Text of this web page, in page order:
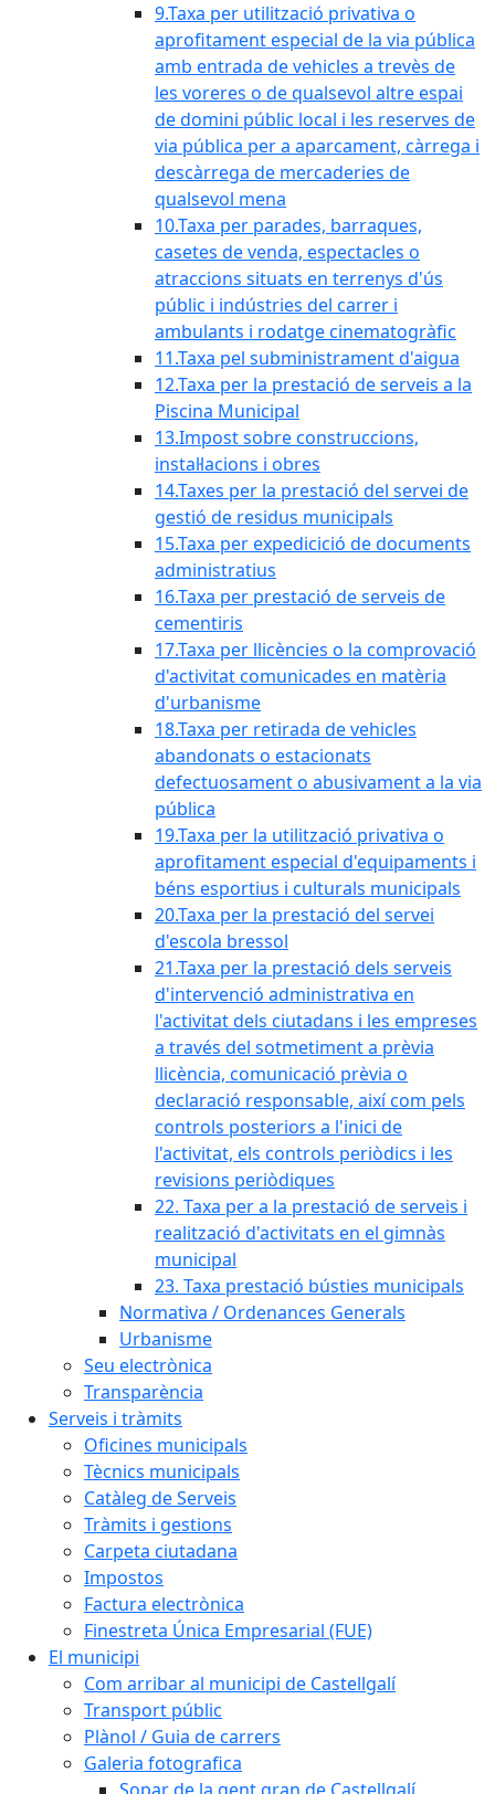
9.Taxa per utilització privativa o
aprofitament especial de la via pública
amb entrada de vehicles a trevès de
les voreres o de qualsevol altre espai
de domini públic local i les reserves de
via pública per a aparcament, càrrega i
descàrrega de mercaderies de
qualsevol mena
10.Taxa per parades, barraques,
casetes de venda, espectacles o
atraccions situats en terrenys d'ús
públic i indústries del carrer i
ambulants i rodatge cinematogràfic
11.Taxa pel subministrament d'aigua
12.Taxa per la prestació de serveis a la
Piscina Municipal
13.Impost sobre construccions,
instal·lacions i obres
14.Taxes per la prestació del servei de
gestió de residus municipals
15.Taxa per expedicició de documents
administratius
16.Taxa per prestació de serveis de
cementiris
17.Taxa per llicències o la comprovació
d'activitat comunicades en matèria
d'urbanisme
18.Taxa per retirada de vehicles
abandonats o estacionats
defectuosament o abusivament a la via
pública
19.Taxa per la utilització privativa o
aprofitament especial d'equipaments i
béns esportius i culturals municipals
20.Taxa per la prestació del servei
d'escola bressol
21.Taxa per la prestació dels serveis
d'intervenció administrativa en
l'activitat dels ciutadans i les empreses
a través del sotmetiment a prèvia
llicència, comunicació prèvia o
declaració responsable, així com pels
controls posteriors a l'inici de
l'activitat, els controls periòdics i les
revisions periòdiques
22. Taxa per a la prestació de serveis i
realització d'activitats en el gimnàs
municipal
23. Taxa prestació bústies municipals
Normativa / Ordenances Generals
Urbanisme
Seu electrònica
Transparència
Serveis i tràmits
Oficines municipals
Tècnics municipals
Catàleg de Serveis
Tràmits i gestions
Carpeta ciutadana
Impostos
Factura electrònica
Finestreta Única Empresarial (FUE)
El municipi
Com arribar al municipi de Castellgalí
Transport públic
Plànol / Guia de carrers
Galeria fotografica